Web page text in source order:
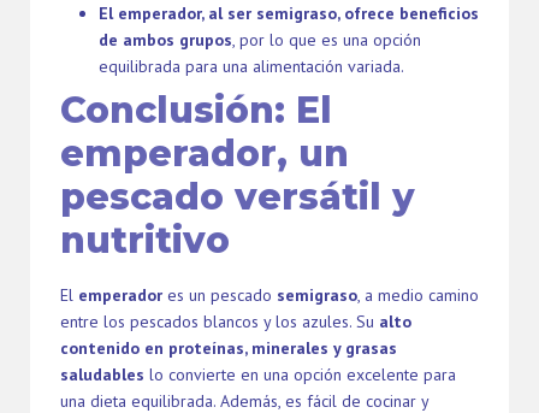
El emperador, al ser semigraso, ofrece beneficios
de ambos grupos, por lo que es una opción
equilibrada para una alimentación variada.
Conclusión: El
emperador, un
pescado versátil y
nutritivo
El emperador es un pescado semigraso, a medio camino
entre los pescados blancos y los azules. Su alto
contenido en proteínas, minerales y grasas
saludables lo convierte en una opción excelente para
una dieta equilibrada. Además, es fácil de cocinar y